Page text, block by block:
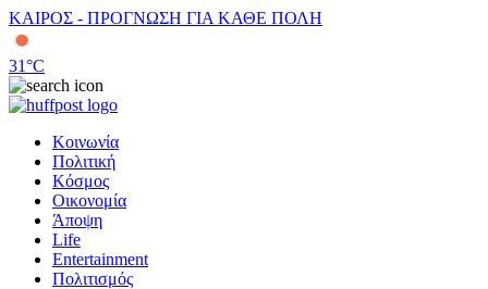
ΚΑΙΡΟΣ - ΠΡΟΓΝΩΣΗ ΓΙΑ ΚΑΘΕ ΠΟΛΗ
31°C
Κοινωνία
Πολιτική
Κόσμος
Οικονομία
Άποψη
Life
Entertainment
Πολιτισμός